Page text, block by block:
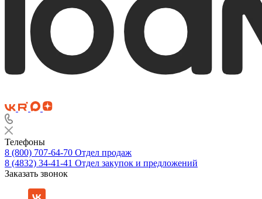
Телефоны
8 (800) 707-64-70 Отдел продаж
8 (4832) 34-41-41 Отдел закупок и предложений
Заказать звонок